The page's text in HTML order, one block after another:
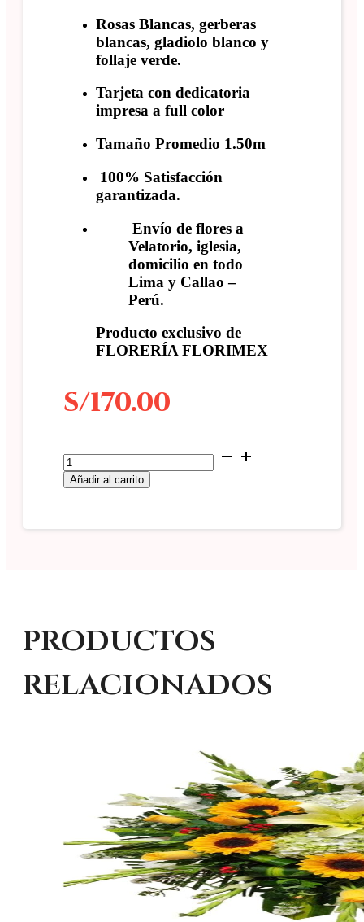
Rosas Blancas, gerberas
blancas, gladiolo blanco y
follaje verde.
Tarjeta con dedicatoria
impresa a full color
Tamaño Promedio 1.50m
100% Satisfacción
garantizada.
Envío de flores a
Velatorio, iglesia,
domicilio en todo
Lima y Callao –
Perú.
Producto exclusivo de
FLORERÍA FLORIMEX
S/170.00
Lagrima
con
Parante
Añadir al carrito
productos
relacionados